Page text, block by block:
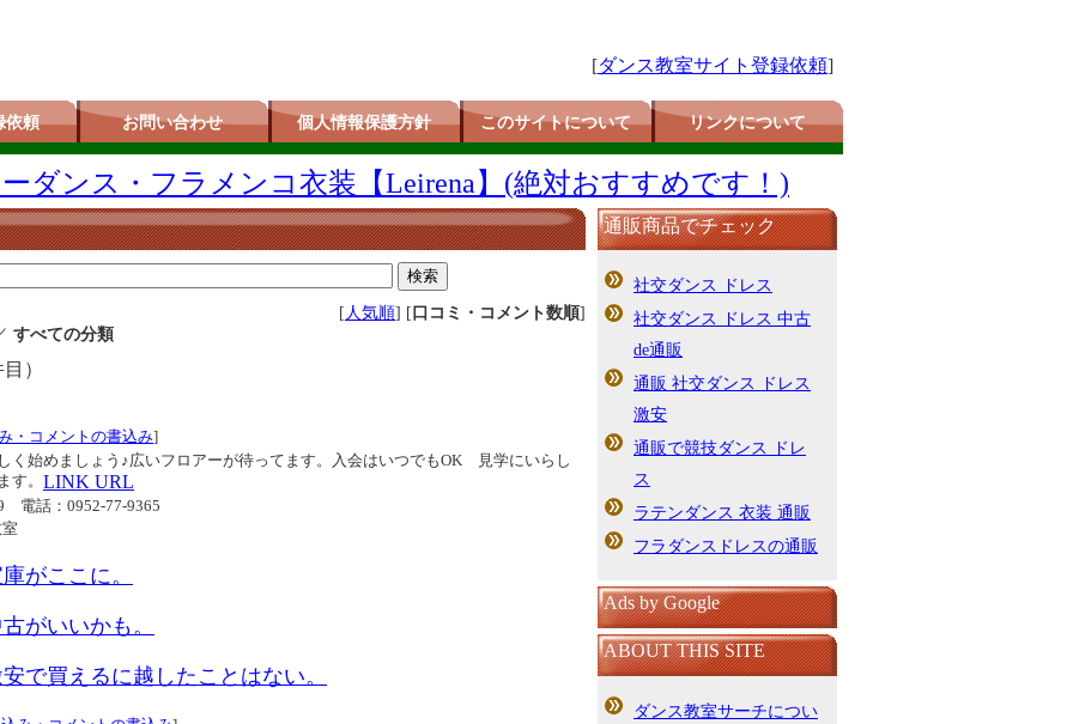
[ダンス教室サイト登録依頼]
依頼 お問い合わせ 個人情報保護方針 このサイトについて リンクについて
ダンス・フラメンコ衣装【Leirena】(絶対おすすめです！)
[ 人気順] [ 口コミ・コメント数順]
すべての分類
）
・コメントの書込み]
く始めましょう♪広いフロアーが待ってます。入会はいつでもOK 見学にいらし
。 LINK URL
電話：0952-77-9365
がここに。
がいいかも。
で買えるに越したことはない。
通販商品でチェック
社交ダンス ドレス
社交ダンス ドレス 中古
de通販
通販 社交ダンス ドレス
激安
通販で競技ダンス ドレ
ス
ラテンダンス 衣装 通販
フラダンスドレスの通販
Ads by Google
ABOUT THIS SITE
ダンス教室サーチについ